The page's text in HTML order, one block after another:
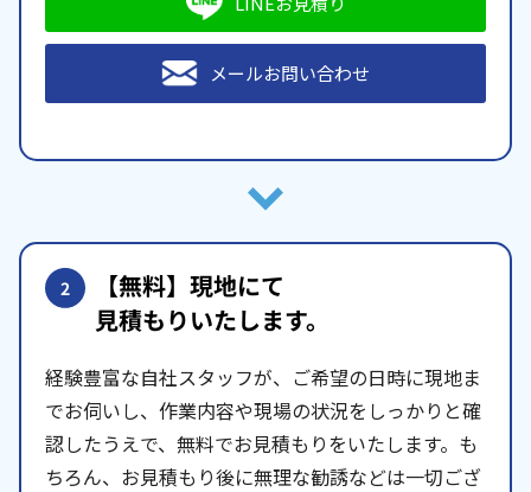
メールお問い合わせ
2 【無料】現地にて
見積もりいたします。
経験豊富な自社スタッフが、ご希望の日時に現地ま
でお伺いし、作業内容や現場の状況をしっかりと確
認したうえで、無料でお見積もりをいたします。も
ちろん、お見積もり後に無理な勧誘などは一切ござ